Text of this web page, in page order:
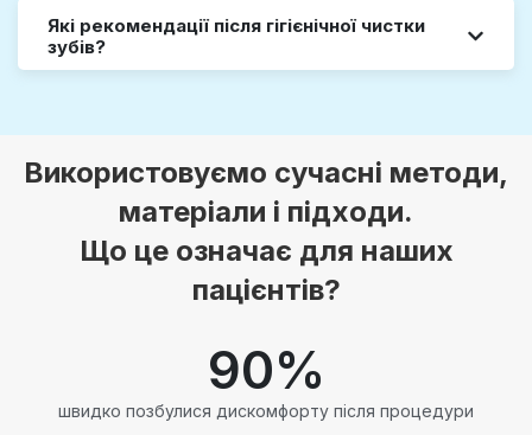
Які рекомендації після гігієнічної чистки
зубів?
Використовуємо сучасні методи,
матеріали і підходи.
Що це означає для наших
пацієнтів?
швидко позбулися дискомфорту після процедури
90%